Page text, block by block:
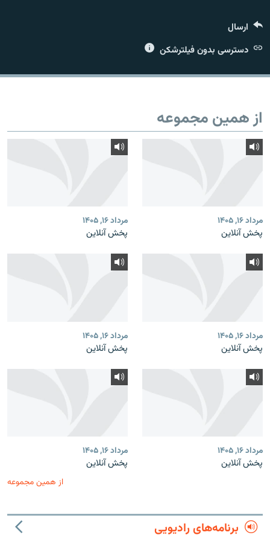
زبان‌های دیگر
ارسال
دسترسی بدون فیلترشکن
از همین مجموعه
مرداد ۱۶, ۱۴۰۵
پخش آنلاین
مرداد ۱۶, ۱۴۰۵
پخش آنلاین
مرداد ۱۶, ۱۴۰۵
پخش آنلاین
مرداد ۱۶, ۱۴۰۵
پخش آنلاین
مرداد ۱۶, ۱۴۰۵
پخش آنلاین
مرداد ۱۶, ۱۴۰۵
پخش آنلاین
از همین مجموعه
برنامه‌های رادیویی